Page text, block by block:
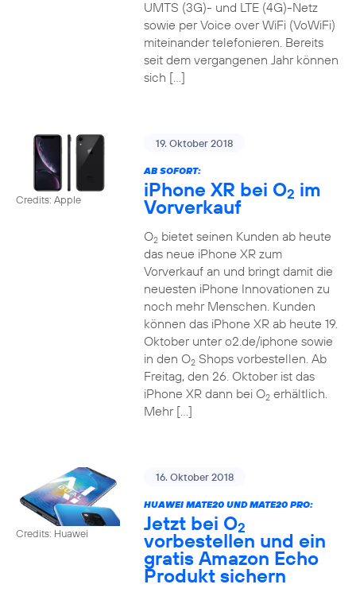
UMTS (3G)- und LTE (4G)-Netz
sowie per Voice over WiFi (VoWiFi)
miteinander telefonieren. Bereits
seit dem vergangenen Jahr können
sich […]
Credits: Apple
19. Oktober 2018
AB SOFORT:
iPhone XR bei O2 im
Vorverkauf
O2bietet seinen Kunden ab heute
das neue iPhone XR zum
Vorverkauf an und bringt damit die
neuesten iPhone Innovationen zu
noch mehr Menschen. Kunden
können das iPhone XR ab heute 19.
Oktober unter o2.de/iphone sowie
in den O2Shops vorbestellen. Ab
Freitag, den 26. Oktober ist das
iPhone XR dann bei O2erhältlich.
Mehr […]
Credits: Huawei
16. Oktober 2018
HUAWEI MATE20 UND MATE20 PRO:
Jetzt bei O2
vorbestellen und ein
gratis Amazon Echo
Produkt sichern